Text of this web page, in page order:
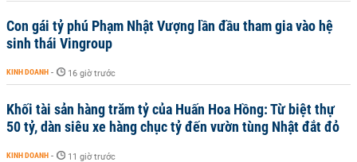
Con gái tỷ phú Phạm Nhật Vượng lần đầu tham gia vào hệ
sinh thái Vingroup
KINH DOANH - 16 giờ trước
Khối tài sản hàng trăm tỷ của Huấn Hoa Hồng: Từ biệt thự
50 tỷ, dàn siêu xe hàng chục tỷ đến vườn tùng Nhật đắt đỏ
KINH DOANH - 11 giờ trước